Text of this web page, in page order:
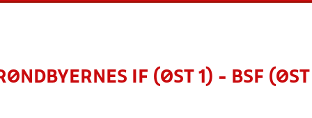
IF (ØST 1) - BSF (ØST